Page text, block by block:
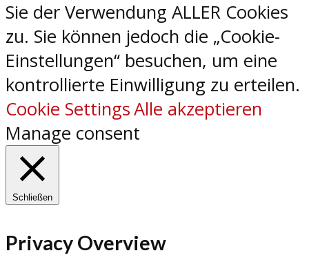
Sie der Verwendung ALLER Cookies
zu. Sie können jedoch die „Cookie-
Einstellungen“ besuchen, um eine
kontrollierte Einwilligung zu erteilen.
Cookie SettingsAlle akzeptieren
Manage consent
Schließen
Privacy Overview